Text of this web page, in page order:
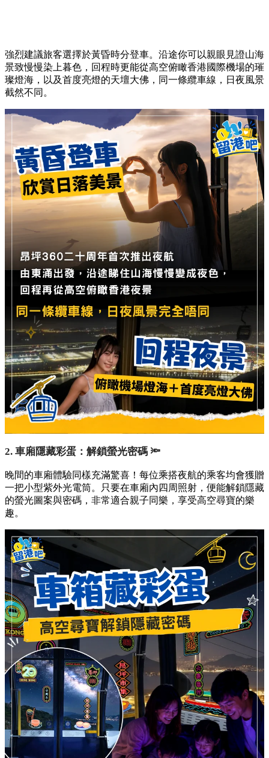
強烈建議旅客選擇於黃昏時分登車。沿途你可以親眼見證山海
景致慢慢染上暮色，回程時更能從高空俯瞰香港國際機場的璀
璨燈海，以及首度亮燈的天壇大佛，同一條纜車線，日夜風景
截然不同。
2. 車廂隱藏彩蛋：解鎖螢光密碼 🔦
晚間的車廂體驗同樣充滿驚喜！每位乘搭夜航的乘客均會獲贈
一把小型紫外光電筒。只要在車廂內四周照射，便能解鎖隱藏
的螢光圖案與密碼，非常適合親子同樂，享受高空尋寶的樂
趣。